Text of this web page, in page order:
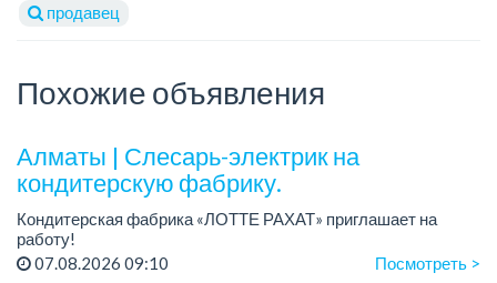
продавец
Похожие объявления
Алматы | Слесарь-электрик на
кондитерскую фабрику.
Кондитерская фабрика «ЛОТТЕ РАХАТ» приглашает на
работу!
График работы: сменный.
07.08.2026 09:10 Посмотреть >